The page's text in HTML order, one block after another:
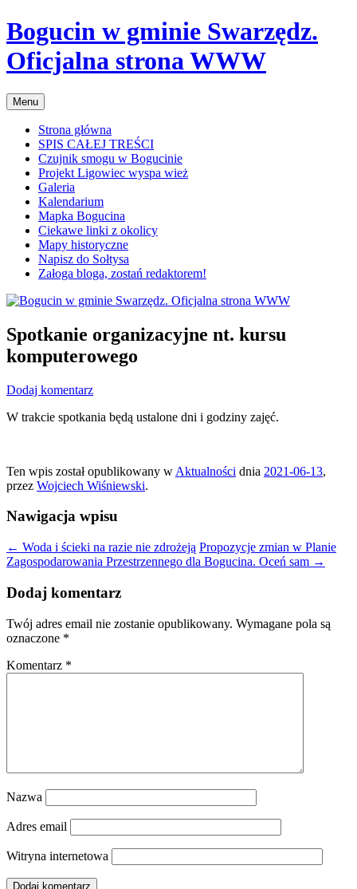
Przejdź
do
treści
Bogucin w gminie Swarzędz.
Oficjalna strona WWW
Menu
Strona główna
SPIS CAŁEJ TREŚCI
Czujnik smogu w Bogucinie
Projekt Ligowiec wyspa wież
Galeria
Kalendarium
Mapka Bogucina
Ciekawe linki z okolicy
Mapy historyczne
Napisz do Sołtysa
Załoga bloga, zostań redaktorem!
Spotkanie organizacyjne nt. kursu
komputerowego
Dodaj komentarz
W trakcie spotkania będą ustalone dni i godziny zajęć.
Ten wpis został opublikowany w Aktualności dnia 2021-06-13,
przez Wojciech Wiśniewski.
Nawigacja wpisu
← Woda i ścieki na razie nie zdrożeją Propozycje zmian w Planie
Zagospodarowania Przestrzennego dla Bogucina. Oceń sam →
Dodaj komentarz
Twój adres email nie zostanie opublikowany. Wymagane pola są
oznaczone *
Komentarz *
Nazwa
Adres email
Witryna internetowa